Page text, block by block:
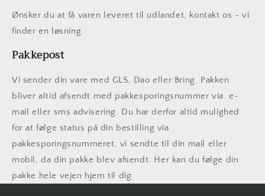
Ønsker du at få varen leveret til udlandet, kontakt os - vi
finder en løsning.
Pakkepost
Vi sender din vare med GLS, Dao eller Bring. Pakken
bliver altid afsendt med pakkesporingsnummer via. e-
mail eller sms advisering. Du har derfor altid mulighed
for at følge status på din bestilling via
pakkesporingsnummeret, vi sendte til din mail eller
mobil, da din pakke blev afsendt. Her kan du følge din
pakke hele vejen hjem til dig.